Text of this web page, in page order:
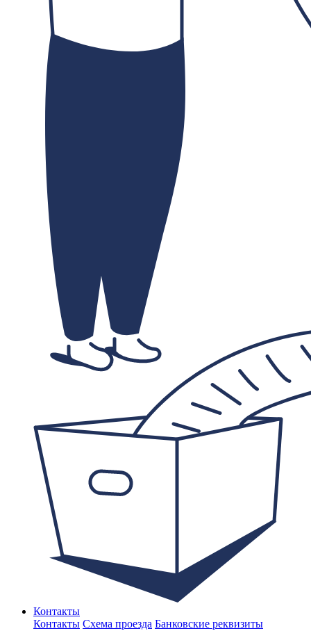
Контакты
Контакты Схема проезда Банковские реквизиты